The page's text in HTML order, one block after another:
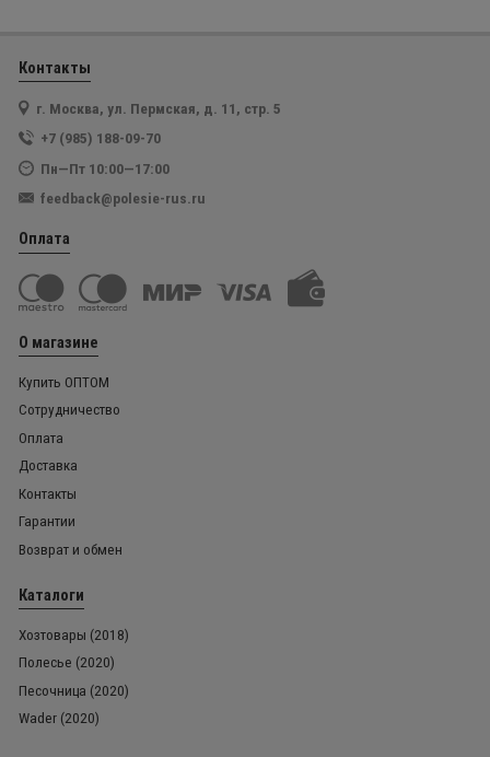
Контакты
г. Москва, ул. Пермская, д. 11, стр. 5
+7 (985) 188-09-70
Пн—Пт 10:00—17:00
feedback@polesie-rus.ru
Оплата
О магазине
Купить ОПТОМ
Сотрудничество
Оплата
Доставка
Контакты
Гарантии
Возврат и обмен
Каталоги
Хозтовары (2018)
Полесье (2020)
Песочница (2020)
Wader (2020)